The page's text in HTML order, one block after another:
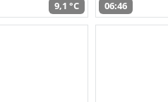
9,1 °C 06:46